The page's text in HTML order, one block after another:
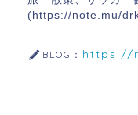
(https://note.mu/
BLOG： https://